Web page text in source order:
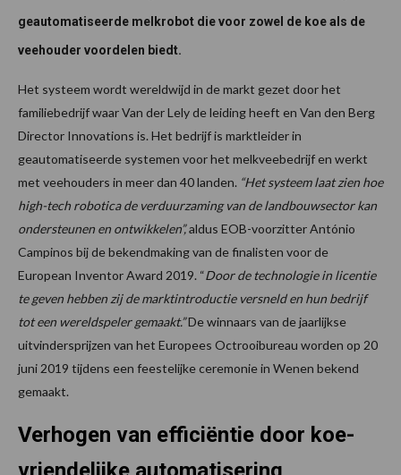
geautomatiseerde melkrobot die voor zowel de koe als de
veehouder voordelen biedt.
Het systeem wordt wereldwijd in de markt gezet door het
familiebedrijf waar Van der Lely de leiding heeft en Van den Berg
Director Innovations is. Het bedrijf is marktleider in
geautomatiseerde systemen voor het melkveebedrijf en werkt
met veehouders in meer dan 40 landen. “Het systeem laat zien hoe
high-tech robotica de verduurzaming van de landbouwsector kan
ondersteunen en ontwikkelen”,aldus EOB-voorzitter António
Campinos bij de bekendmaking van de finalisten voor de
European Inventor Award 2019. “Door de technologie in licentie
te geven hebben zij de marktintroductie versneld en hun bedrijf
tot een wereldspeler gemaakt.”De winnaars van de jaarlijkse
uitvindersprijzen van het Europees Octrooibureau worden op 20
juni 2019 tijdens een feestelijke ceremonie in Wenen bekend
gemaakt.
Verhogen van efficiëntie door koe-